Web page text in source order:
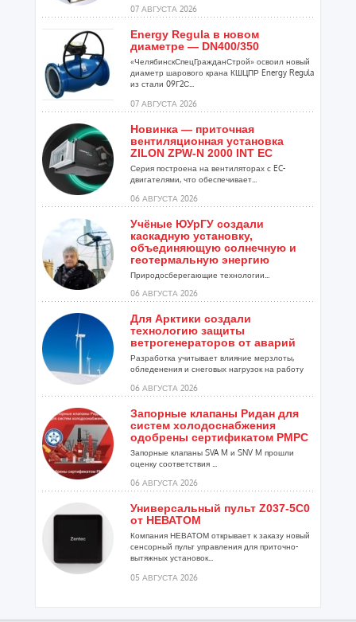
07 АВГУСТА 2026
Energy Regula в новом
диаметре — DN400/350
«ЧелябинскСпецГражданСтрой» освоил новый
диаметр шарового крана КШЦПР Energy Regula
из стали 09Г2С...
07 АВГУСТА 2026
Новинка — приточная
вентиляционная установка
ZILON ZPW-N 2000 INT EC
Серия построена на вентиляторах с EC-
двигателями, что обеспечивает...
06 АВГУСТА 2026
Учёные ЮУрГУ создали
каскадную установку,
объединяющую солнечную и
геотермальную энергию
Природосберегающие технологии...
06 АВГУСТА 2026
Для Арктики создали
технологию защиты
ветрогенераторов от аварий
Разработка учитывает влияние мерзлоты,
обледенения и снеговых нагрузок на работу
06 АВГУСТА 2026
Запорные клапаны Ридан для
систем холодоснабжения
одобрены сертификатом РМРС
Запорные клапаны SVA M и SNV M прошли
оценку соответствия ...
06 АВГУСТА 2026
Универсальный пульт Z037-5C0
от НЕВАТОМ
Компания НЕВАТОМ открывает к заказу новый
сенсорный пульт управления для приточно-
вытяжных установок...
05 АВГУСТА 2026